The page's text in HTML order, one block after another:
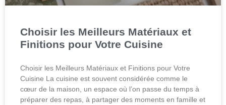
Choisir les Meilleurs Matériaux et
Finitions pour Votre Cuisine
Choisir les Meilleurs Matériaux et Finitions pour Votre
Cuisine La cuisine est souvent considérée comme le
cœur de la maison, un espace où l’on passe du temps à
préparer des repas, à partager des moments en famille et